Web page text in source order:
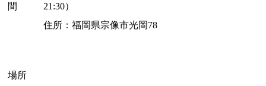
間
21:30）
場所
住所：福岡県宗像市光岡78